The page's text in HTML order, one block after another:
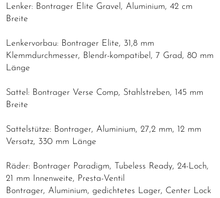
Lenker: Bontrager Elite Gravel, Aluminium, 42 cm
Breite
Lenkervorbau: Bontrager Elite, 31,8 mm
Klemmdurchmesser, Blendr-kompatibel, 7 Grad, 80 mm
Länge
Sattel: Bontrager Verse Comp, Stahlstreben, 145 mm
Breite
Sattelstütze: Bontrager, Aluminium, 27,2 mm, 12 mm
Versatz, 330 mm Länge
Räder: Bontrager Paradigm, Tubeless Ready, 24-Loch,
21 mm Innenweite, Presta-Ventil
Bontrager, Aluminium, gedichtetes Lager, Center Lock